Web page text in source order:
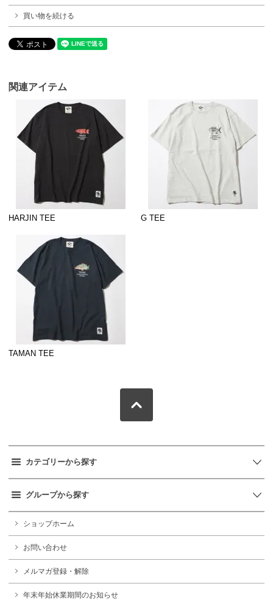
買い物を続ける
関連アイテム
HARJIN TEE G TEE
TAMAN TEE
カテゴリーから探す
グループから探す
ショップホーム
お問い合わせ
メルマガ登録・解除
年末年始休業期間のお知らせ